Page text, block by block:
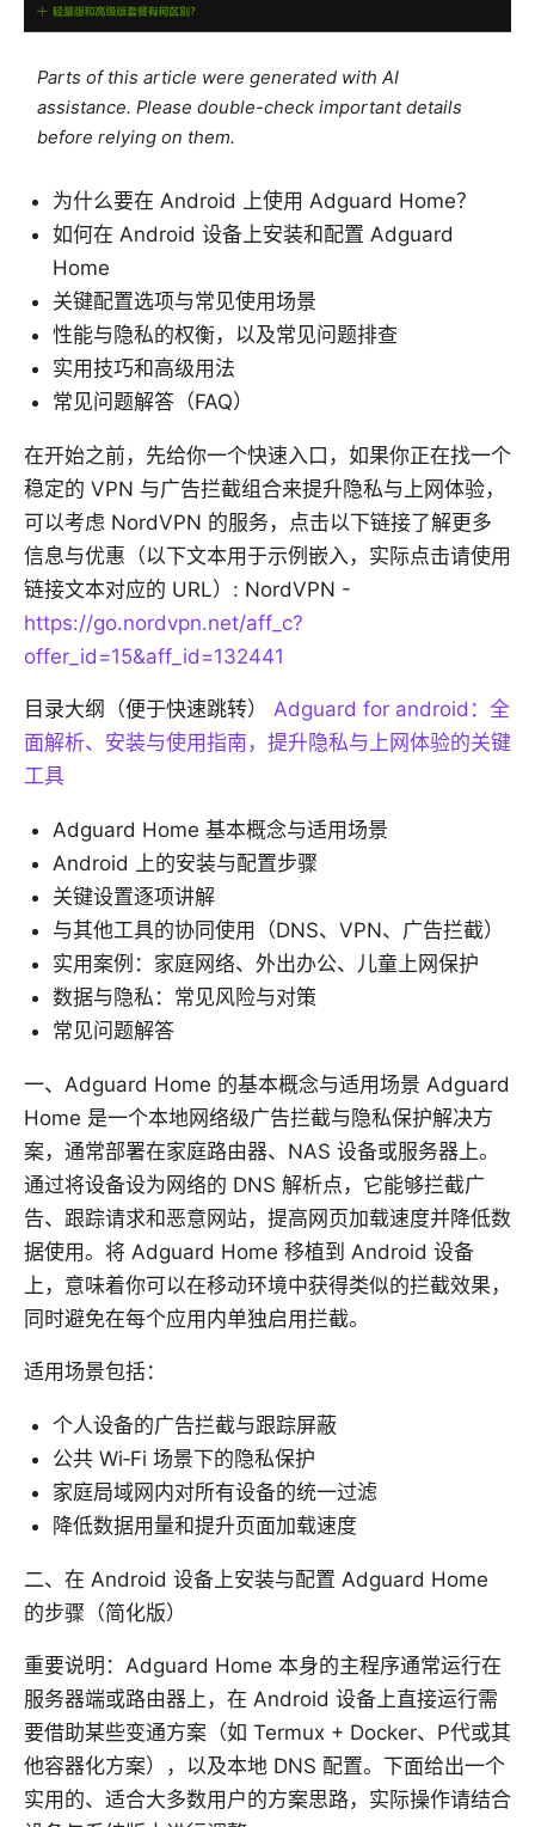
Parts of this article were generated with AI
assistance. Please double-check important details
before relying on them.
为什么要在 Android 上使用 Adguard Home？
如何在 Android 设备上安装和配置 Adguard
Home
关键配置选项与常见使用场景
性能与隐私的权衡，以及常见问题排查
实用技巧和高级用法
常见问题解答（FAQ）
在开始之前，先给你一个快速入口，如果你正在找一个
稳定的 VPN 与广告拦截组合来提升隐私与上网体验，
可以考虑 NordVPN 的服务，点击以下链接了解更多
信息与优惠（以下文本用于示例嵌入，实际点击请使用
链接文本对应的 URL）: NordVPN -
https://go.nordvpn.net/aff_c?
offer_id=15&aff_id=132441
目录大纲（便于快速跳转） Adguard for android：全
面解析、安装与使用指南，提升隐私与上网体验的关键
工具
Adguard Home 基本概念与适用场景
Android 上的安装与配置步骤
关键设置逐项讲解
与其他工具的协同使用（DNS、VPN、广告拦截）
实用案例：家庭网络、外出办公、儿童上网保护
数据与隐私：常见风险与对策
常见问题解答
一、Adguard Home 的基本概念与适用场景 Adguard
Home 是一个本地网络级广告拦截与隐私保护解决方
案，通常部署在家庭路由器、NAS 设备或服务器上。
通过将设备设为网络的 DNS 解析点，它能够拦截广
告、跟踪请求和恶意网站，提高网页加载速度并降低数
据使用。将 Adguard Home 移植到 Android 设备
上，意味着你可以在移动环境中获得类似的拦截效果，
同时避免在每个应用内单独启用拦截。
适用场景包括：
个人设备的广告拦截与跟踪屏蔽
公共 Wi‑Fi 场景下的隐私保护
家庭局域网内对所有设备的统一过滤
降低数据用量和提升页面加载速度
二、在 Android 设备上安装与配置 Adguard Home
的步骤（简化版）
重要说明：Adguard Home 本身的主程序通常运行在
服务器端或路由器上，在 Android 设备上直接运行需
要借助某些变通方案（如 Termux + Docker、P代或其
他容器化方案），以及本地 DNS 配置。下面给出一个
实用的、适合大多数用户的方案思路，实际操作请结合